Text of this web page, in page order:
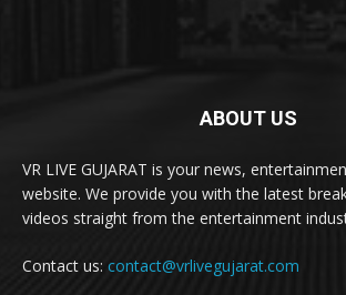
ABOUT US
VR LIVE GUJARAT is your news,
website. We provide you with the latest
videos straight from the entertainment
Contact us: contact@vrlivegujarat.com